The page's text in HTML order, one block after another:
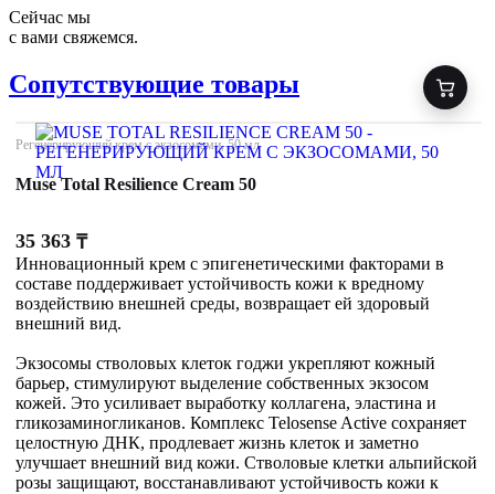
Сейчас мы
с вами свяжемся.
Сопутствующие товары
Регенерирующий крем с экзосомами, 50 мл
Muse Total Resilience Cream 50
35 363 ₸
Инновационный крем с эпигенетическими факторами в
составе поддерживает устойчивость кожи к вредному
воздействию внешней среды, возвращает ей здоровый
внешний вид.
Экзосомы стволовых клеток годжи укрепляют кожный
барьер, стимулируют выделение собственных экзосом
кожей. Это усиливает выработку коллагена, эластина и
гликозаминогликанов. Комплекс Telosense Active сохраняет
целостную ДНК, продлевает жизнь клеток и заметно
улучшает внешний вид кожи. Стволовые клетки альпийской
розы защищают, восстанавливают устойчивость кожи к